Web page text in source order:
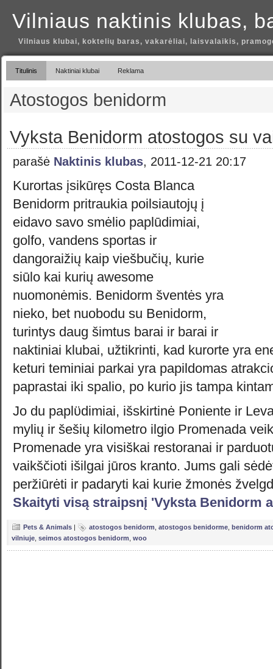
Vilniaus naktinis klubas,
Vilniaus klubai, koktelių baras, vakarėliai, laisvalaikis,
Titulinis Naktiniai klubai Reklama
Atostogos benidorm
Vyksta Benidorm atostogos su
parašė Naktinis klubas, 2011-12-21 20:17
Kurortas įsikūręs Costa Blanca
Benidorm pritraukia poilsiautojų į
eidavo savo smėlio paplūdimiai,
golfo, vandens sportas ir
dangoraižių kaip viešbučių, kurie
siūlo kai kurių awesome
nuomonėmis. Benidorm šventės yra
nieko, bet nuobodu su Benidorm,
turintys daug šimtus barai ir barai ir
naktiniai klubai, užtikrinti, kad kurorte yra
keturi teminiai parkai yra papildomas
paprastai iki spalio, po kurio jis tampa
Jo du paplϋdimiai, išskirtinė Poniente ir
mylių ir šešių kilometro ilgio Promenada
Promenade yra visiškai restoranai ir
vaikščioti išilgai jūros kranto. Jums gali
peržiūrėti ir padaryti kai kurie žmonės
Skaityti visą straipsnį 'Vyksta Benidorm
Pets & Animals | atostogos benidorm atostogos benidorme benidorm
vilniuje seimos atostogos benidorm woo